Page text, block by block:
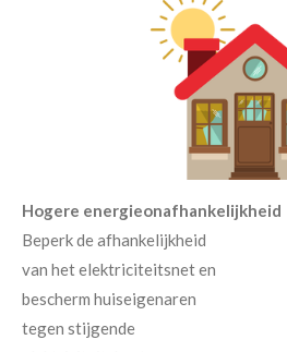
Hogere energieonafhankelijkheid
Beperk de afhankelijkheid
van het elektriciteitsnet en
bescherm huiseigenaren
tegen stijgende